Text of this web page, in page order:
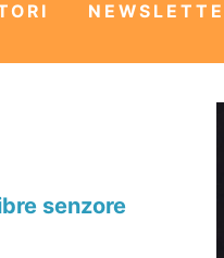
senzore